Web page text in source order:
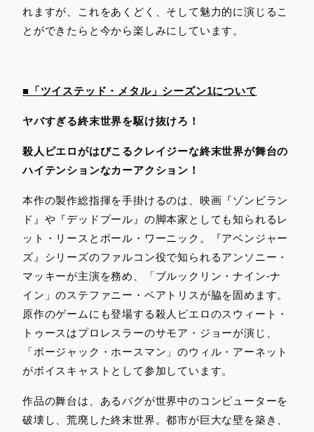
れますが、これをあくどく、そして魅力的に演じるこ
とができたらと今から楽しみにしています。
■「ツイステッド・メタル」シーズン1について
ヤバすぎる終末世界を駆け抜けろ！
殺人ピエロがはびこるクレイジーな終末世界が舞台の
ハイテンションなカーアクション！
本作の製作総指揮を手掛けるのは、映画『ゾンビラン
ド』や『デッドプール』の脚本家としても知られるレ
ット・リースとポール・ワーニック。『アベンジャー
ズ』シリーズのファルコン役で知られるアンソニー・
マッキーが主演を務め、「ブルックリン・ナイン-ナ
イン」のステファニー・ベアトリスが脇を固めます。
原作のゲームにも登場する殺人ピエロのスウィート・
トゥースはプロレスラーのサモア・ジョーが演じ、
「ボージャック・ホースマン」のウィル・アーネット
がボイスキャストとして参加しています。
作品の舞台は、あるバグが世界中のコンピューターを
破壊し、荒廃した終末世界。都市が巨大な壁を築き、